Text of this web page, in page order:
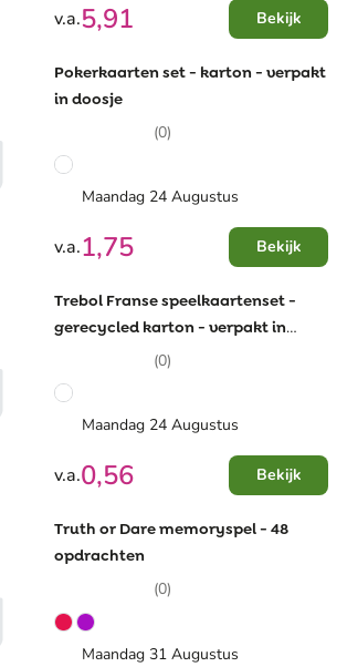
v.a.5,91 Bekijk
Pokerkaarten set - karton - verpakt
in doosje
(0)
Maandag 24 Augustus
v.a.1,75 Bekijk
Trebol Franse speelkaartenset -
gerecycled karton - verpakt in
kartonnen doosje
(0)
Maandag 24 Augustus
v.a.0,56 Bekijk
Truth or Dare memoryspel - 48
opdrachten
(0)
Maandag 31 Augustus